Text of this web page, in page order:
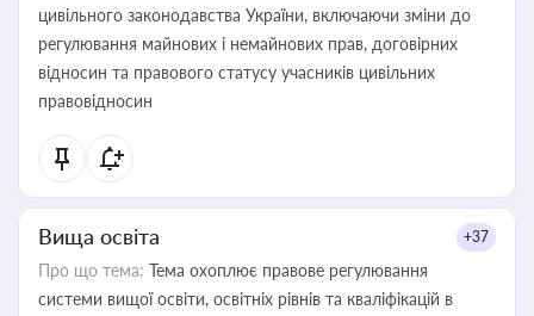
цивільного законодавства України, включаючи зміни до
регулювання майнових і немайнових прав, договірних
відносин та правового статусу учасників цивільних
правовідносин
Вища освіта +37
Про що тема: Тема охоплює правове регулювання
системи вищої освіти, освітніх рівнів та кваліфікацій в